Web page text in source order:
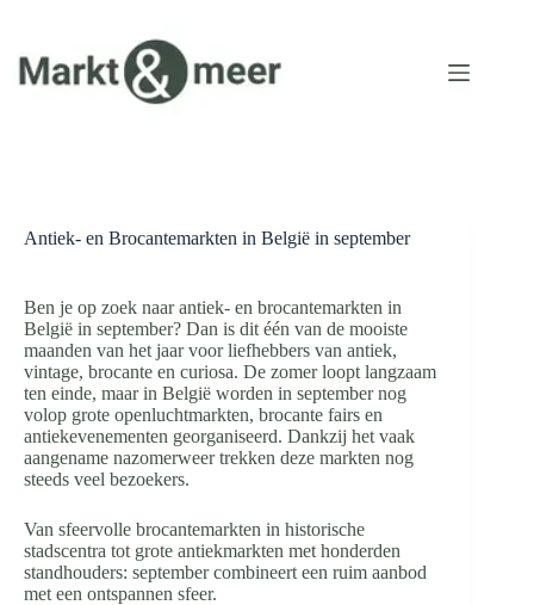
de
inhoud
Antiek- en Brocantemarkten in België in september
Ben je op zoek naar antiek- en brocantemarkten in
België in september? Dan is dit één van de mooiste
maanden van het jaar voor liefhebbers van antiek,
vintage, brocante en curiosa. De zomer loopt langzaam
ten einde, maar in België worden in september nog
volop grote openluchtmarkten, brocante fairs en
antiekevenementen georganiseerd. Dankzij het vaak
aangename nazomerweer trekken deze markten nog
steeds veel bezoekers.
Van sfeervolle brocantemarkten in historische
stadscentra tot grote antiekmarkten met honderden
standhouders: september combineert een ruim aanbod
met een ontspannen sfeer.